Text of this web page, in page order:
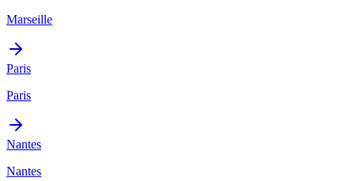
Marseille
Paris
Paris
Nantes
Nantes